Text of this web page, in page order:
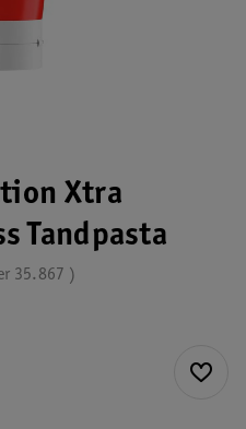
Xtra
Tandpasta
35.867